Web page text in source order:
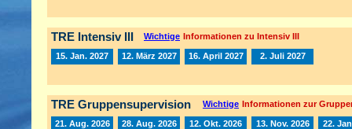
TRE Intensiv III Wichtige Informationen zu Intensiv III
15. Jan. 2027 12. März 2027 16. April 2027 2. Juli 2027
TRE Gruppensupervision Wichtige Informationen zur
21. Aug. 2026 28. Aug. 2026 12. Okt. 2026 13. Nov. 2026
22.